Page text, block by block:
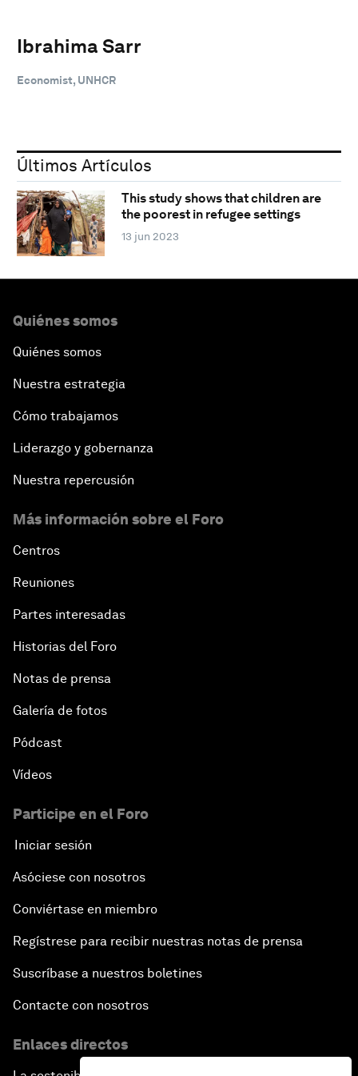
Ibrahima Sarr
Economist, UNHCR
Últimos Artículos
This study shows that children are
the poorest in refugee settings
13 jun 2023
Quiénes somos
Quiénes somos
Nuestra estrategia
Cómo trabajamos
Liderazgo y gobernanza
Nuestra repercusión
Más información sobre el Foro
Centros
Reuniones
Partes interesadas
Historias del Foro
Notas de prensa
Galería de fotos
Pódcast
Vídeos
Participe en el Foro
Iniciar sesión
Asóciese con nosotros
Conviértase en miembro
Regístrese para recibir nuestras notas de prensa
Suscríbase a nuestros boletines
Contacte con nosotros
Enlaces directos